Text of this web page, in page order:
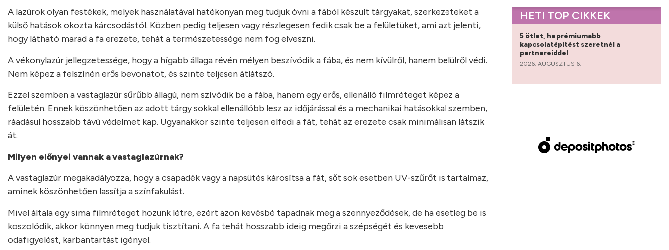
A lazúrok olyan festékek, melyek használatával hatékonyan meg tudjuk óvni a fából készült tárgyakat, szerkezeteket a
külső hatások okozta károsodástól. Közben pedig teljesen vagy részlegesen fedik csak be a felületüket, ami azt jelenti,
hogy látható marad a fa erezete, tehát a természetessége nem fog elveszni.
A vékonylazúr jellegzetessége, hogy a hígabb állaga révén mélyen beszívódik a fába, és nem kívülről, hanem belülről védi.
Nem képez a felszínén erős bevonatot, és szinte teljesen átlátszó.
Ezzel szemben a vastaglazúr sűrűbb állagú, nem szívódik be a fába, hanem egy erős, ellenálló filmréteget képez a
felületén. Ennek köszönhetően az adott tárgy sokkal ellenállóbb lesz az időjárással és a mechanikai hatásokkal szemben,
ráadásul hosszabb távú védelmet kap. Ugyanakkor szinte teljesen elfedi a fát, tehát az erezete csak minimálisan látszik
át.
Milyen előnyei vannak a vastaglazúrnak?
A vastaglazúr megakadályozza, hogy a csapadék vagy a napsütés károsítsa a fát, sőt sok esetben UV-szűrőt is tartalmaz,
aminek köszönhetően lassítja a színfakulást.
Mivel általa egy sima filmréteget hozunk létre, ezért azon kevésbé tapadnak meg a szennyeződések, de ha esetleg be is
koszolódik, akkor könnyen meg tudjuk tisztítani. A fa tehát hosszabb ideig megőrzi a szépségét és kevesebb
odafigyelést, karbantartást igényel.
HETI TOP CIKKEK
5 ötlet, ha prémiumabb
kapcsolatépítést szeretnél a
partnereiddel
2026. AUGUSZTUS 6.